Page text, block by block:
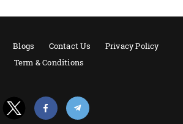
Blogs Contact Us
Privacy Policy
Term & Conditions